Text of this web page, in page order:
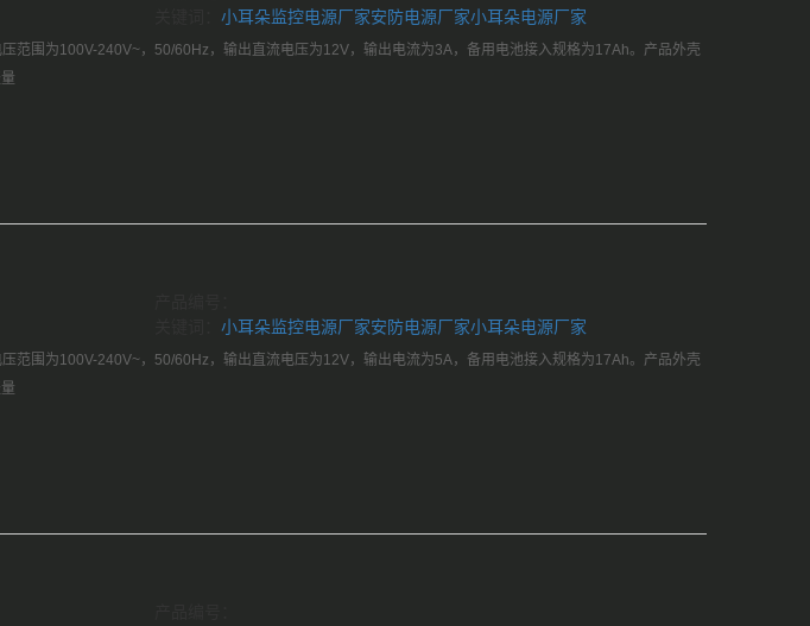
小耳朵监控电源厂家安防电源厂家小耳朵电源厂家
范围为100V-240V~，50/60Hz，输出直流电压为12V，输出电流为3A，备用电池接入规格为17Ah。产品外壳
小耳朵监控电源厂家安防电源厂家小耳朵电源厂家
范围为100V-240V~，50/60Hz，输出直流电压为12V，输出电流为5A，备用电池接入规格为17Ah。产品外壳